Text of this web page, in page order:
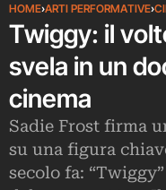
HOME›ARTI PERFORMATIVE›
Twiggy: il
svela in un
cinema
Sadie Frost firma
su una figura
secolo fa: